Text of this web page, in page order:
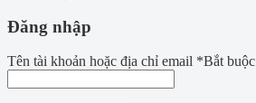
Đăng nhập
Tên tài khoản hoặc địa chỉ email *Bắt buộc